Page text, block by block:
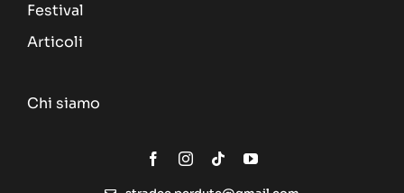
Festival
Articoli
Chi siamo